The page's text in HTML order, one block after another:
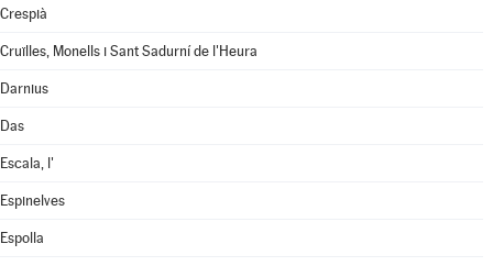
Crespià
Cruïlles, Monells i Sant Sadurní de l'Heura
Darnius
Das
Escala, l'
Espinelves
Espolla